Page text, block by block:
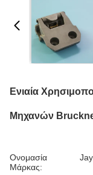
Ενιαία
Μηχανών
Ονομασία
Μάρκας: